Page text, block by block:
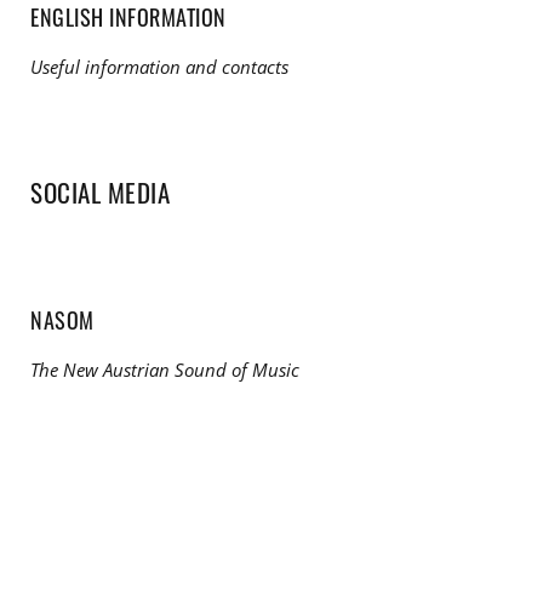
ENGLISH INFORMATION
Useful information and contacts
SOCIAL MEDIA
NASOM
The New Austrian Sound of Music